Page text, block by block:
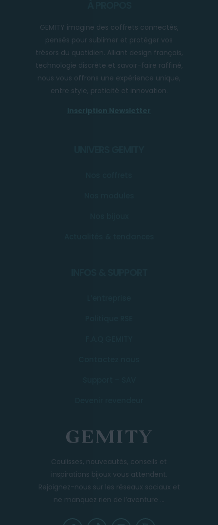
GEMITY imagine des coffrets connectés,
pensés pour sublimer et protéger vos
trésors du quotidien. Alliant design français,
technologie discrète et savoir-faire raffiné,
nous vous offrons une expérience unique,
entre style, praticité et innovation.
Inscription Newsletter
Coulisses, nouveautés, conseils et
inspirations bijoux vous attendent.
Rejoignez-nous sur les réseaux sociaux et
ne manquez rien de l’aventure ...